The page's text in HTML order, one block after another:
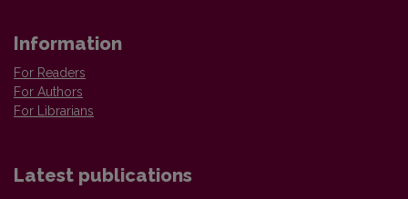
Information
For Readers
For Authors
For Librarians
Latest publications